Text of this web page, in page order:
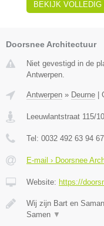
BEKIJK VOLLEDIG
Doorsnee Architectuur
Niet gevestigd in de
Antwerpen.
Antwerpen » Deurne
Leeuwlantstraat 115/
Tel: 0032 492 63 94 67
E-mail › Doorsnee
Website: https://
Wij zijn Bart en
Samen ▼